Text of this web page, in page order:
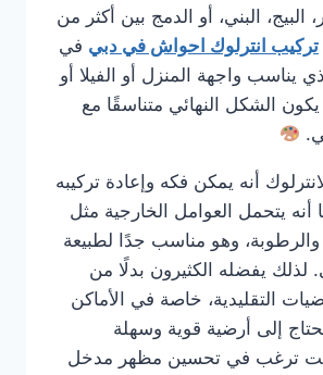
البيج، البني، أو الدمج بين أكثر من
تركيب انترلوك احواش في دبي في
يناسب واجهة المنزل أو الفيلا أو
يكون الشكل النهائي متناسقًا مع
أنه يمكن فكه وإعادة تركيبه
أنه يتحمل العوامل الخارجية مثل
والرطوبة، وهو مناسب جدًا لطبيعة
لذلك يفضله الكثيرون بدلًا من
التقليدية، خاصة في الأماكن
إلى أرضية قوية وسهلة
كنت ترغب في تحسين مظهر مدخل